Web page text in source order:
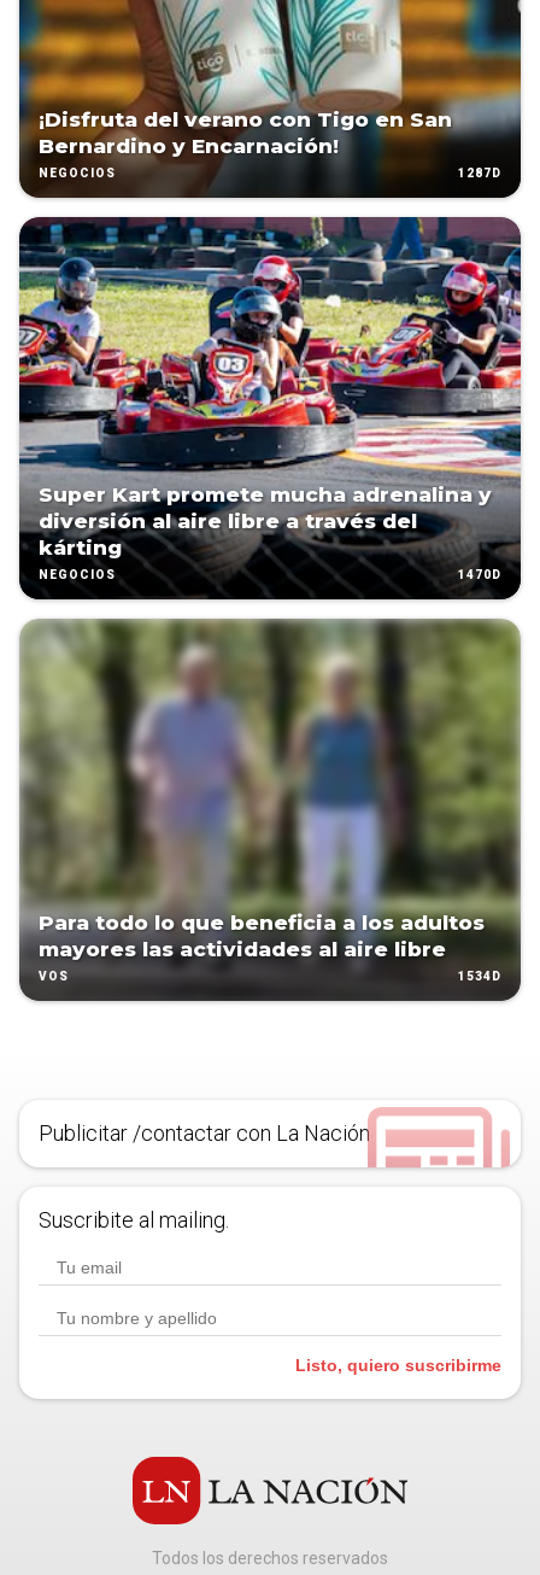
¡Disfruta del verano con Tigo en San
Bernardino y Encarnación!
NEGOCIOS 1287D
Super Kart promete mucha adrenalina y
diversión al aire libre a través del
kárting
NEGOCIOS 1470D
Para todo lo que beneficia a los adultos
mayores las actividades al aire libre
VOS 1534D
Publicitar /contactar con La Nación
Suscribite al mailing.
Listo, quiero suscribirme
Todos los derechos reservados